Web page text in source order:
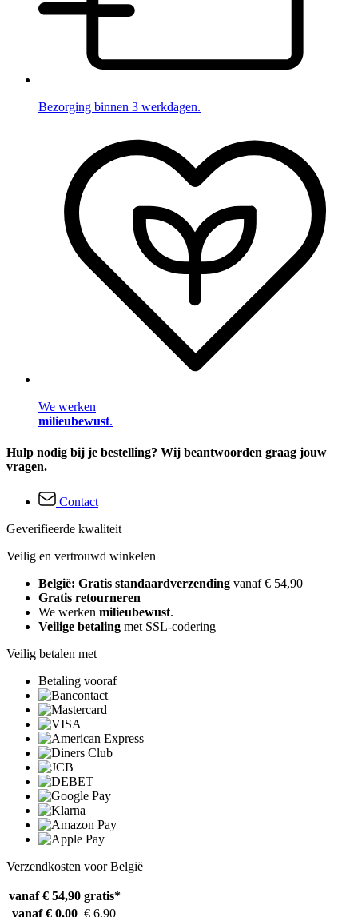
Bezorging binnen 3 werkdagen.
We werken
milieubewust.
Hulp nodig bij je bestelling? Wij beantwoorden graag jouw
vragen.
Contact
Geverifieerde kwaliteit
Veilig en vertrouwd winkelen
België: Gratis standaardverzending vanaf € 54,90
Gratis retourneren
We werken milieubewust.
Veilige betaling met SSL-codering
Veilig betalen met
Betaling vooraf
Verzendkosten voor België
vanaf € 54,90 gratis*
vanaf € 0,00 € 6,90